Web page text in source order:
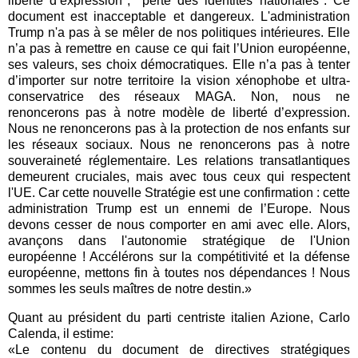
document est inacceptable et dangereux. L'administration
Trump n'a pas à se mêler de nos politiques intérieures. Elle
n’a pas à remettre en cause ce qui fait l’Union européenne,
ses valeurs, ses choix démocratiques. Elle n’a pas à tenter
d’importer sur notre territoire la vision xénophobe et ultra-
conservatrice des réseaux MAGA. Non, nous ne
renoncerons pas à notre modèle de liberté d’expression.
Nous ne renoncerons pas à la protection de nos enfants sur
les réseaux sociaux. Nous ne renoncerons pas à notre
souveraineté réglementaire. Les relations transatlantiques
demeurent cruciales, mais avec tous ceux qui respectent
l'UE. Car cette nouvelle Stratégie est une confirmation : cette
administration Trump est un ennemi de l’Europe. Nous
devons cesser de nous comporter en ami avec elle. Alors,
avançons dans l'autonomie stratégique de l'Union
européenne ! Accélérons sur la compétitivité et la défense
européenne, mettons fin à toutes nos dépendances ! Nous
sommes les seuls maîtres de notre destin.»
Quant au président du parti centriste italien Azione, Carlo
Calenda, il estime:
«Le contenu du document de directives stratégiques